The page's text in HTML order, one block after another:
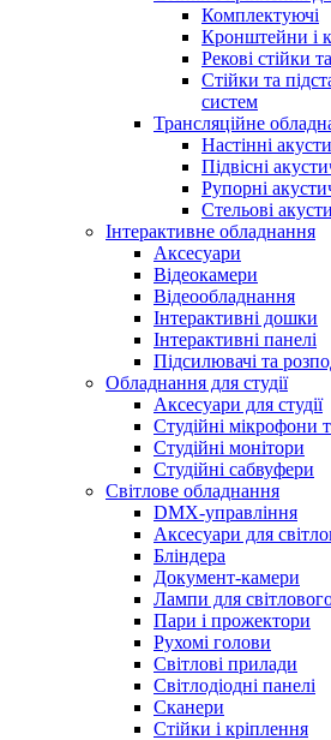
Комплектуючі
Кронштейни і
Рекові стійки
Стійки та
систем
Трансляційне
Настінні
Підвісні
Рупорні
Стельові
Інтерактивне обладнання
Аксесуари
Відеокамери
Відеообладнання
Інтерактивні дошки
Інтерактивні панелі
Підсилювачі та
Обладнання для студії
Аксесуари для студії
Студійні мікрофони
Студійні монітори
Студійні сабвуфери
Світлове обладнання
DMX-управління
Аксесуари для
Бліндера
Документ-камери
Лампи для
Пари і прожектори
Рухомі голови
Світлові прилади
Світлодіодні панелі
Сканери
Стійки і кріплення